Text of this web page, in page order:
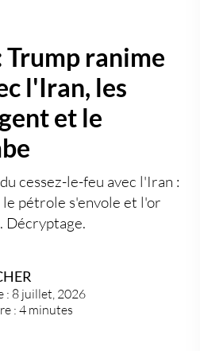
ranime
l'Iran, les
et le
cessez-le-feu avec l'Iran :
pétrole s'envole et l'or
Décryptage.
: 8 juillet, 2026
: 4 minutes